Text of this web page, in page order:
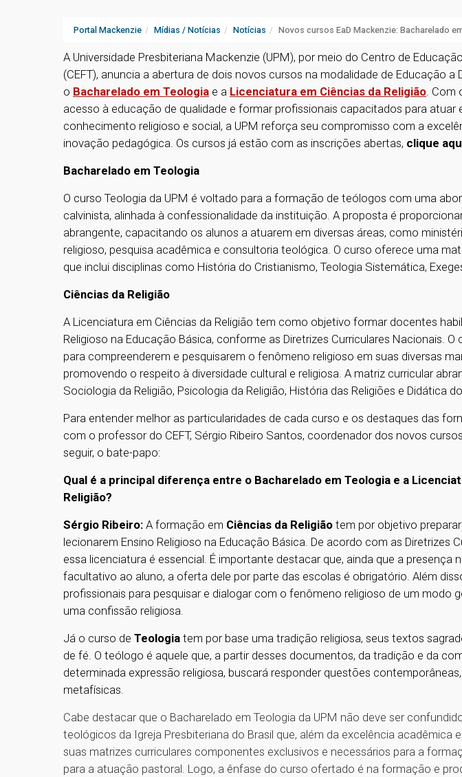
Portal Mackenzie Mídias / Notícias Notícias Novos cursos EaD Mackenzie: Bacharelado
A Universidade Presbiteriana Mackenzie (UPM), por meio do Centro de
(CEFT), anuncia a abertura de dois novos cursos na modalidade de Educação a
o Bacharelado em Teologia e a Licenciatura em Ciências da Religião. Com
acesso à educação de qualidade e formar profissionais capacitados para atuar
conhecimento religioso e social, a UPM reforça seu compromisso com a
inovação pedagógica. Os cursos já estão com as inscrições abertas, clique
Bacharelado em Teologia
O curso Teologia da UPM é voltado para a formação de teólogos com uma
calvinista, alinhada à confessionalidade da instituição. A proposta é
abrangente, capacitando os alunos a atuarem em diversas áreas, como
religioso, pesquisa acadêmica e consultoria teológica. O curso oferece uma
que inclui disciplinas como História do Cristianismo, Teologia Sistemática,
Ciências da Religião
A Licenciatura em Ciências da Religião tem como objetivo formar docentes
Religioso na Educação Básica, conforme as Diretrizes Curriculares Nacionais. O
para compreenderem e pesquisarem o fenômeno religioso em suas diversas
promovendo o respeito à diversidade cultural e religiosa. A matriz curricular
Sociologia da Religião, Psicologia da Religião, História das Religiões e Didática
Para entender melhor as particularidades de cada curso e os destaques das
com o professor do CEFT, Sérgio Ribeiro Santos, coordenador dos novos
seguir, o bate-papo:
Qual é a principal diferença entre o Bacharelado em Teologia e a
Religião?
Sérgio Ribeiro: A formação em Ciências da Religião tem por objetivo
lecionarem Ensino Religioso na Educação Básica. De acordo com as Diretrizes
essa licenciatura é essencial. É importante destacar que, ainda que a presença
facultativo ao aluno, a oferta dele por parte das escolas é obrigatório. Além
profissionais para pesquisar e dialogar com o fenômeno religioso de um modo
uma confissão religiosa.
Já o curso de Teologia tem por base uma tradição religiosa, seus textos
de fé. O teólogo é aquele que, a partir desses documentos, da tradição e da
determinada expressão religiosa, buscará responder questões
metafísicas.
Cabe destacar que o Bacharelado em Teologia da UPM não deve ser
teológicos da Igreja Presbiteriana do Brasil que, além da excelência acadêmica
suas matrizes curriculares componentes exclusivos e necessários para a
para a atuação pastoral. Logo, a ênfase do curso ofertado é na formação e